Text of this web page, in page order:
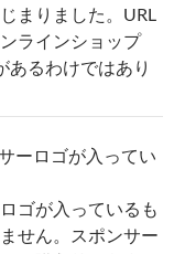
まりました。URL
ラインショップ
あるわけではあり
ーロゴが入ってい
ゴが入っているも
せん。スポンサー